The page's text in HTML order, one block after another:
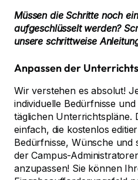
Müssen die Schritte noch
aufgeschlüsselt werden?
unsere schrittweise
Anpassen der
Wir verstehen es absolut!
individuelle Bedürfnisse
täglichen Unterrichtspläne.
einfach, die kostenlos
Bedürfnisse, Wünsche und
der Campus-
anzupassen! Sie können